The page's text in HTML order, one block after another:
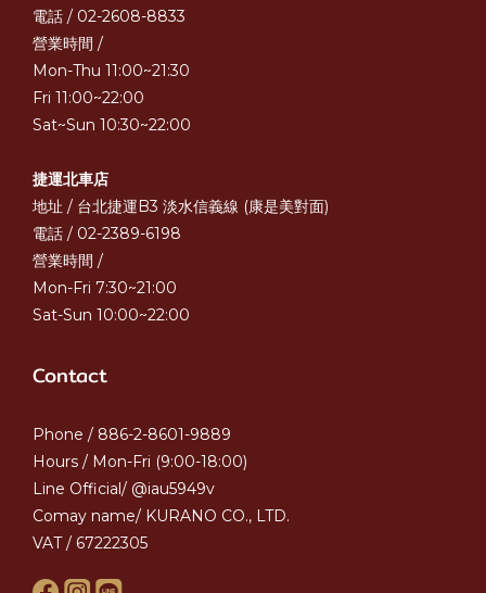
電話 / 02-2608-8833
營業時間 /
Mon-Thu 11:00~21:30
Fri 11:00~22:00
Sat~Sun 10:30~22:00
捷運北車店
地址 / 台北捷運B3 淡水信義線 (康是美對面)
電話 / 02-2389-6198
營業時間 /
Mon-Fri 7:30~21:00
Sat-Sun 10:00~22:00
Contact
Phone / 886-2-8601-9889
Hours / Mon-Fri (9:00-18:00)
Line Official/ @iau5949v
Comay name/ KURANO CO., LTD.
VAT / 67222305